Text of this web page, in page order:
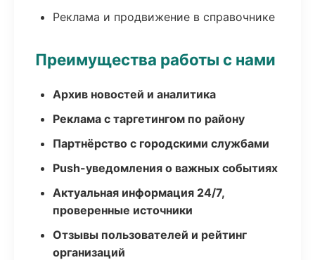
Реклама и продвижение в справочнике
Преимущества работы с нами
Архив новостей и аналитика
Реклама с таргетингом по району
Партнёрство с городскими службами
Push-уведомления о важных событиях
Актуальная информация 24/7,
проверенные источники
Отзывы пользователей и рейтинг
организаций